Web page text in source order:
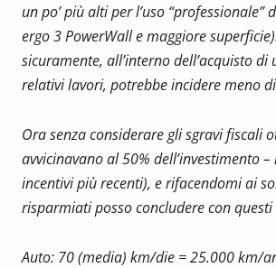
un po’ più alti per l’uso “professionale”
ergo 3 PowerWall e maggiore
sicuramente, all’interno dell’acquisto di
relativi lavori, potrebbe incidere meno
Ora senza considerare gli sgravi fiscali
avvicinavano al 50% dell’investimento
incentivi più recenti), e rifacendomi ai
risparmiati posso concludere con questi
Auto: 70 (media) km/die = 25.000 km/